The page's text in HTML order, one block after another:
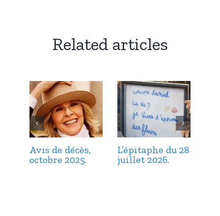
Related articles
Avis de décès,
octobre 2025.
L’épitaphe du 28
juillet 2026.